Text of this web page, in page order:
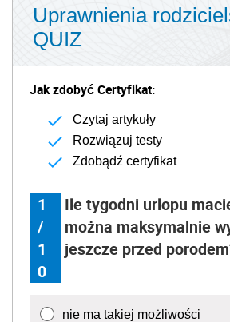
Uprawnienia
QUIZ
Jak zdobyć Certyfikat:
Czytaj artykuły
Rozwiązuj testy
Zdobądź certyfikat
1
/
1
0
Ile tygodni urlopu
można maksymalnie
jeszcze przed
nie ma takiej możliwości